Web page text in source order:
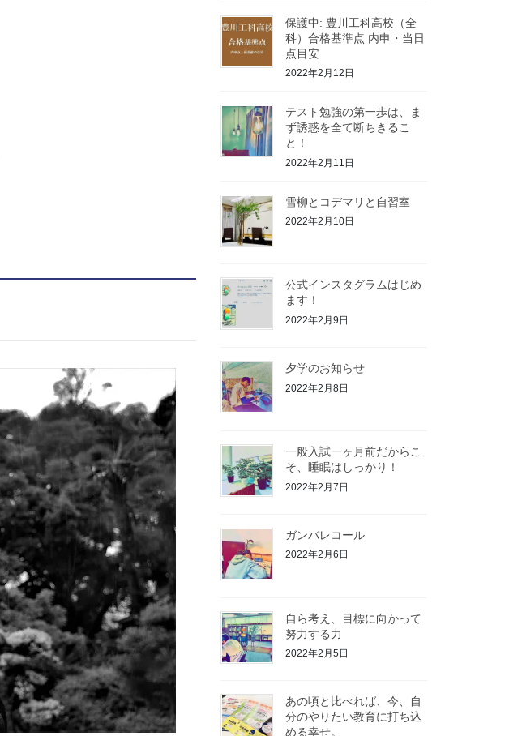
保護中: 豊川工科高校（全
科）合格基準点 内申・当日
点目安
2022年2月12日
テスト勉強の第一歩は、ま
ず誘惑を全て断ちきるこ
と！
2022年2月11日
雪柳とコデマリと自習室
2022年2月10日
公式インスタグラムはじめ
ます！
2022年2月9日
夕学のお知らせ
2022年2月8日
一般入試一ヶ月前だからこ
そ、睡眠はしっかり！
2022年2月7日
ガンバレコール
2022年2月6日
自ら考え、目標に向かって
努力する力
2022年2月5日
あの頃と比べれば、今、自
分のやりたい教育に打ち込
める幸せ。